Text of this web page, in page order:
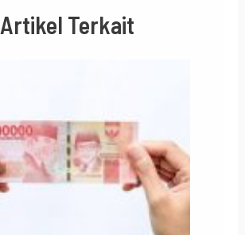
Artikel Terkait